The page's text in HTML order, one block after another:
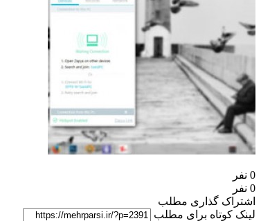
0 نفر
0 نفر
اشتراک گذاری مطلب
لینک کوتاه برای مطلب